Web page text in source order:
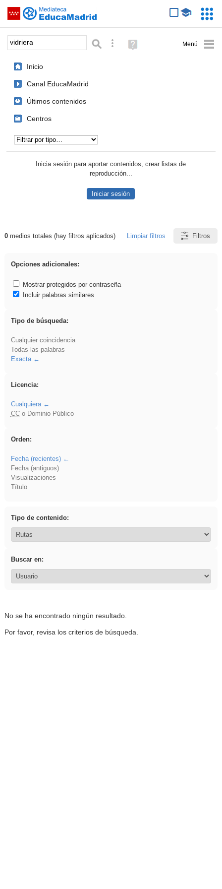
Saltar navegación
Palabra o frase: Búsqueda avanzada
Ayuda
(en
Inicio
Canal EducaMadrid
Últimos contenidos
Centros
Inicia sesión para aportar contenidos, crear listas de
reproducción...
Iniciar sesión
Resultados de: vidriera
0medios totales (hay filtros aplicados) Limpiar filtros Filtros
Opciones adicionales:
Mostrar protegidos por contraseña
Incluir palabras similares
Tipo de búsqueda:
Cualquier coincidencia
Todas las palabras
Exacta
Licencia:
Cualquiera
CCo Dominio Público
Orden:
Fecha (recientes)
Fecha (antiguos)
Visualizaciones
Título
Tipo de contenido:
Buscar en:
No se ha encontrado ningún resultado.
Por favor, revisa los criterios de búsqueda.